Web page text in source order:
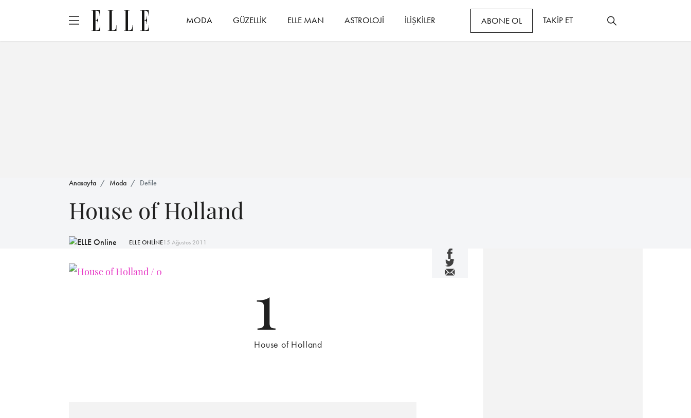
MODA GÜZELLİK ELLE MAN ASTROLOJİ İLİŞKİLER ABONE OL TAKİP ET
Anasayfa Moda Defile
House of Holland
ELLE ONLİNE15 Ağustos 2011
1
House of Holland